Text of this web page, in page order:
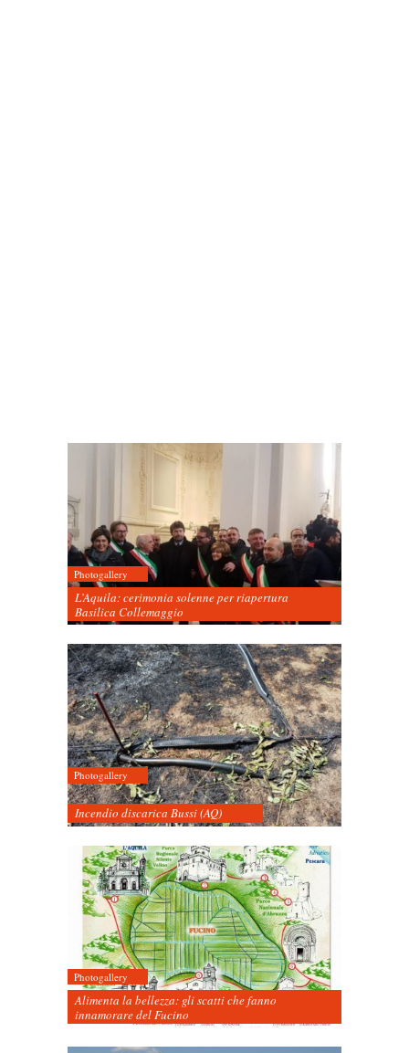
Photogallery
L’Aquila: cerimonia solenne per riapertura
Basilica Collemaggio
Photogallery
Incendio discarica Bussi (AQ)
Photogallery
Alimenta la bellezza: gli scatti che fanno
innamorare del Fucino